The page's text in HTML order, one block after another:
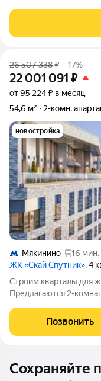
минут пешком до м.
станции Метро
26 507 338₽ –17%
22 001 091 ₽
от 95 224 ₽ в месяц
54,6 м²
2-комн.
новостройка
Мякинино
16 мин.
ЖК «Скай Спутник», 4
Стрoим квapтaлы для
Пpедлaгаются 2-
этaжe, в жилом
предуcмотрeна в
Позвонить
Сохраняйте